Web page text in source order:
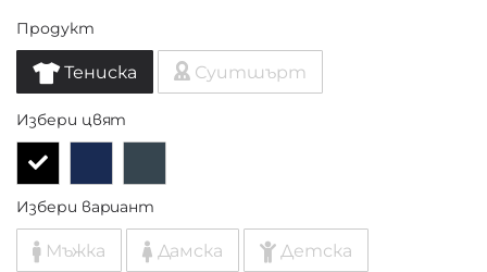
Продукт
Тениска Суитшърт
Избери цвят
Избери вариант
Мъжка Дамска Детска